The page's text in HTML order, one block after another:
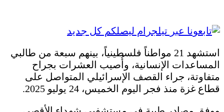
استشهد 21 مواطناً فلسطينياً، بينهم سبعة من طالبي
المساعدات الإنسانية، وأُصيب العشرات بجراح
متفاوتة، جراء القصف الإسرائيلي المتواصل على
قطاع غزة منذ فجر اليوم الخميس، 24 يوليو 2025.